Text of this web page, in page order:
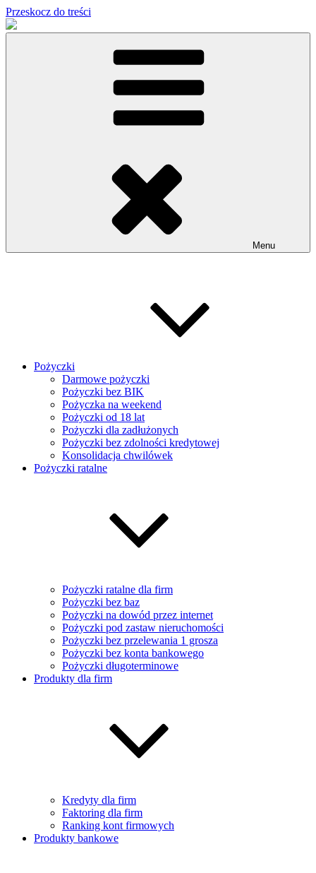
Przeskocz do treści
Menu
Pożyczki
Darmowe pożyczki
Pożyczki bez BIK
Pożyczka na weekend
Pożyczki od 18 lat
Pożyczki dla zadłużonych
Pożyczki bez zdolności kredytowej
Konsolidacja chwilówek
Pożyczki ratalne
Pożyczki ratalne dla firm
Pożyczki bez baz
Pożyczki na dowód przez internet
Pożyczki pod zastaw nieruchomości
Pożyczki bez przelewania 1 grosza
Pożyczki bez konta bankowego
Pożyczki długoterminowe
Produkty dla firm
Kredyty dla firm
Faktoring dla firm
Ranking kont firmowych
Produkty bankowe